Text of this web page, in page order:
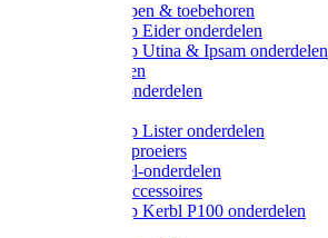
Weidepompen & toebehoren
Weidepomp Eider onderdelen
Weidepomp Utina & Ipsam onderdelen
Drinkbakken
Drinkbak onderdelen
Weidepomp Lister onderdelen
Nippels / Sproeiers
Drinknippel-onderdelen
Drinkbak accessoires
Weidepomp Kerbl P100 onderdelen